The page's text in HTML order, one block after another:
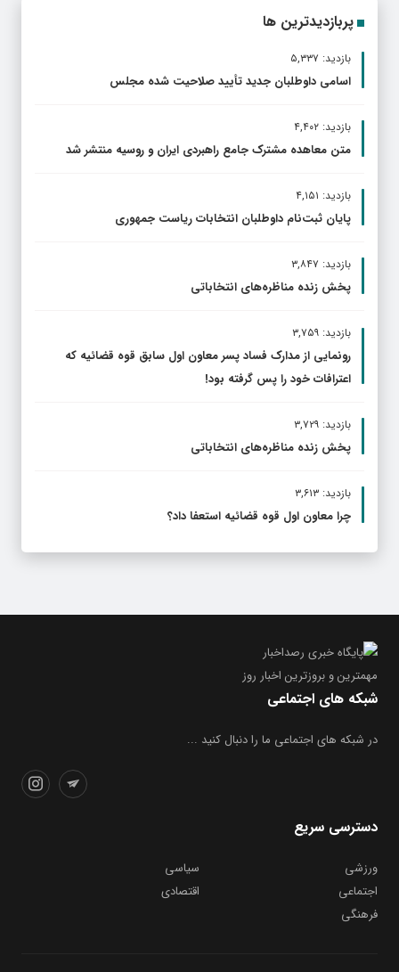
پربازدیدترین ها
بازدید: ۵,۳۳۷
اسامی داوطلبان جدید تأیید صلاحیت شده مجلس
بازدید: ۴,۴۰۲
متن معاهده مشترک جامع راهبردی ایران و روسیه منتشر شد
بازدید: ۴,۱۵۱
پایان ثبت‌نام داوطلبان انتخابات ریاست جمهوری
بازدید: ۳,۸۴۷
پخش زنده مناظره‌های انتخاباتی
بازدید: ۳,۷۵۹
رونمایی از مدارک فساد پسر معاون اول سابق قوه قضائیه که
اعترافات خود را پس گرفته بود!
بازدید: ۳,۷۲۹
پخش زنده مناظره‌های انتخاباتی
بازدید: ۳,۶۱۳
چرا معاون اول قوه قضائیه استعفا داد؟
مهمترین و بروز‌ترین اخبار روز
شبکه های اجتماعی
در شبکه های اجتماعی ما را دنبال کنید ...
دسترسی سریع
ورزشی
سیاسی
اجتماعی
اقتصادی
فرهنگی